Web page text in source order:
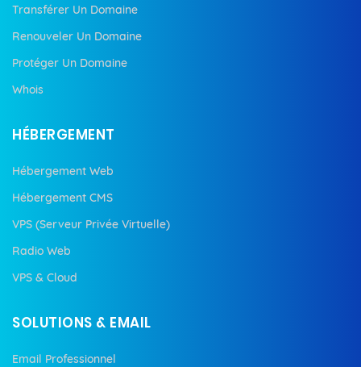
Transférer Un Domaine
Renouveler Un Domaine
Protéger Un Domaine
Whois
HÉBERGEMENT
Hébergement Web
Hébergement CMS
VPS (Serveur Privée Virtuelle)
Radio Web
VPS & Cloud
SOLUTIONS & EMAIL
Email Professionnel